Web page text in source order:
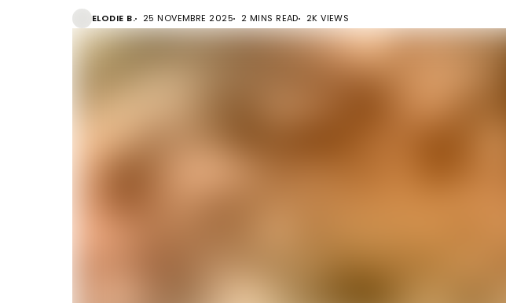
ELODIE B. 25 NOVEMBRE 2025 2 MINS READ 2K VIEWS